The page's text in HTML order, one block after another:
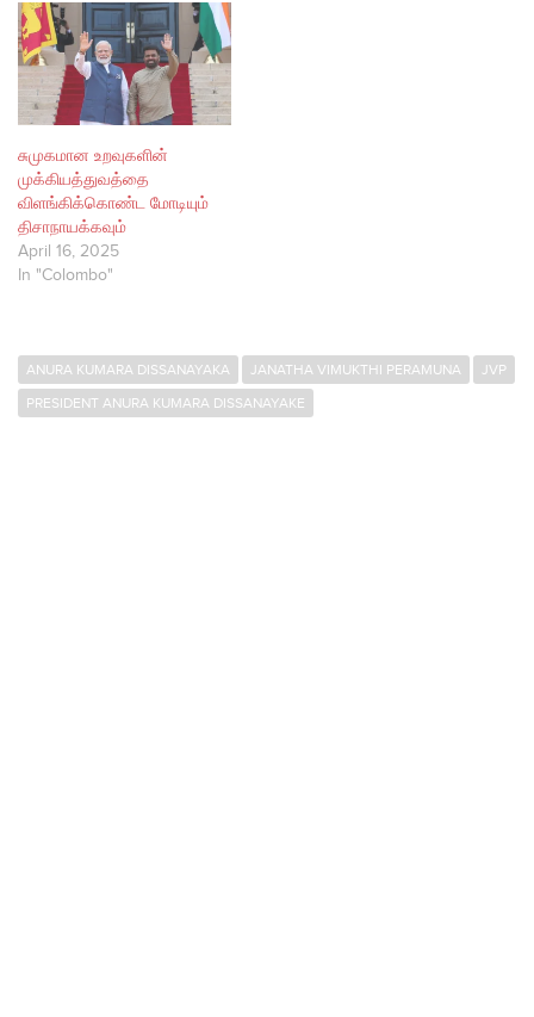
சுமுகமான உறவுகளின்
முக்கியத்துவத்தை
விளங்கிக்கொண்ட மோடியும்
திசாநாயக்கவும்
April 16, 2025
In "Colombo"
ANURA KUMARA DISSANAYAKA JANATHA VIMUKTHI PERAMUNA
JVP
PRESIDENT ANURA KUMARA DISSANAYAKE